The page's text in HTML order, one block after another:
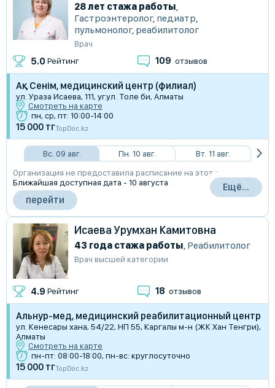
28 лет стажа работы,
Гастроэнтеролог, педиатр,
пульмонолог, реабилитолог
Врач
5.0 Рейтинг 109 отзывов
Ақ Сенім, медицинский центр (филиал)
ул. Ураза Исаева, 111, уг.ул. Толе би, Алматы
Смотреть на карте
пн, ср, пт: 10:00-14:00
15 000 тгTopDoc.kz
Вс. 09 авг. Пн. 10 авг.
Вт. 11 авг.
Организация не предоставила расписание на этот день
Ближайшая доступная дата - 10 августа
перейти
Ещё...
Исаева Урумхан Камитовна
43 года стажа работы, Реабилитолог
Врач высшей категории
4.9 Рейтинг 18 отзывов
Альнур-мед, медицинский реабилитационный центр
ул. Кенесары хана, 54/22, НП 55, Каргалы м-н (ЖК ​Хан Тенгри),
Алматы
Смотреть на карте
пн-пт: 08:00-18:00, пн-вс: круглосуточно
15 000 тгTopDoc.kz